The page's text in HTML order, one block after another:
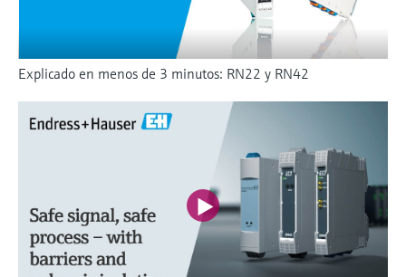
Explicado en menos de 3 minutos: RN22 y RN42